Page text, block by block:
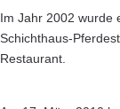
Im Jahr 2002
Schichthaus-
Restaurant.